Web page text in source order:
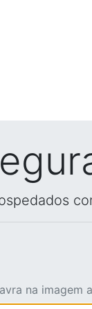
na imagem